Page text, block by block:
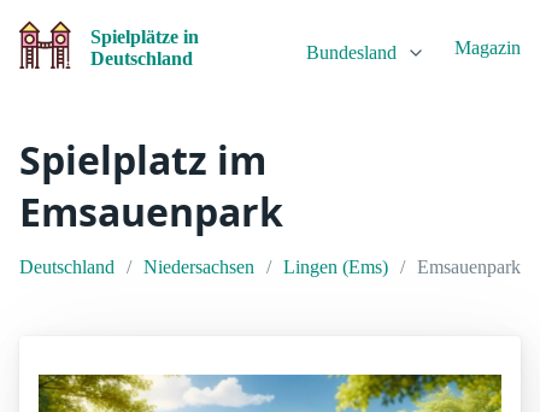
Spielplätze in
Deutschland
Bundesland Magazin
Spielplatz im
Emsauenpark
Deutschland Niedersachsen Lingen (Ems) Emsauenpark